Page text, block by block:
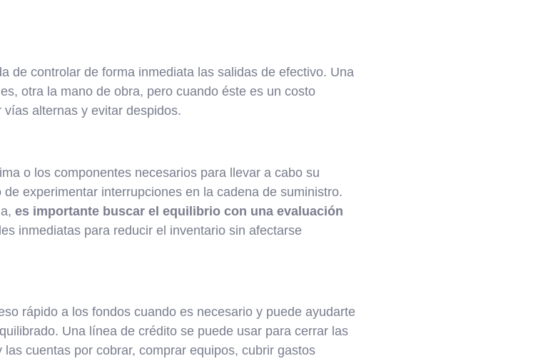
de controlar de forma inmediata las salidas de efectivo. Una
otra la mano de obra, pero cuando éste es un costo
alternas y evitar despidos.
o los componentes necesarios para llevar a cabo su
experimentar interrupciones en la cadena de suministro.
es importante buscar el equilibrio con una evaluación
inmediatas para reducir el inventario sin afectarse
rápido a los fondos cuando es necesario y puede ayudarte
Una línea de crédito se puede usar para cerrar las
cuentas por cobrar, comprar equipos, cubrir gastos